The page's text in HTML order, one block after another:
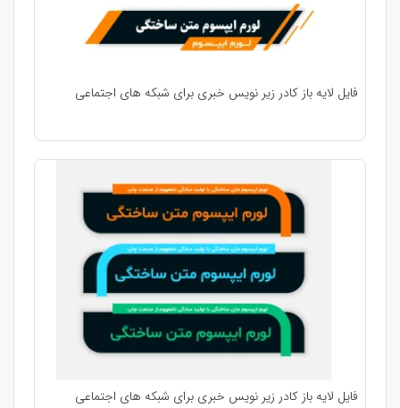
فایل لایه باز کادر زیر نویس خبری برای شبکه های اجتماعی
فایل لایه باز کادر زیر نویس خبری برای شبکه های اجتماعی